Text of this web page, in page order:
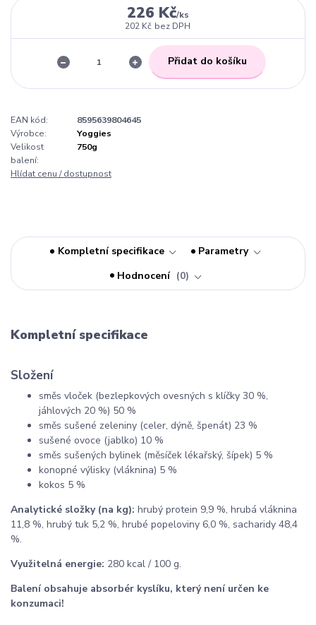
226 Kč/ks
202 Kč bez DPH
Přidat do košíku
EAN kód:
8595639804645
Výrobce:
Yoggies
Velikost
balení:
750g
Hlídat cenu / dostupnost
Kompletní specifikace
Parametry
Hodnocení
0
Kompletní specifikace
Složení
směs vloček (bezlepkových ovesných s klíčky 30 %,
jáhlových 20 %) 50 %
směs sušené zeleniny (celer, dýně, špenát) 23 %
sušené ovoce (jablko) 10 %
směs sušených bylinek (měsíček lékařský, šípek) 5 %
konopné výlisky (vláknina) 5 %
kokos 5 %
Analytické složky (na kg): hrubý protein 9,9 %, hrubá vláknina
11,8 %, hrubý tuk 5,2 %, hrubé popeloviny 6,0 %, sacharidy 48,4
%.
Využitelná energie: 280 kcal / 100 g.
Balení obsahuje absorbér kyslíku, který není určen ke
konzumaci!